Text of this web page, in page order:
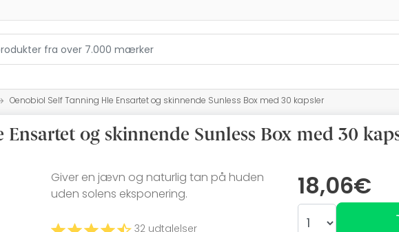
Oenobiol Self Tanning Hle Ensartet og skinnende Sunless Box med 30 kapsler
og skinnende Sunless Box med 30
18,06€
Giver en jævn og naturlig tan på huden
uden solens eksponering.
32 udtalelser